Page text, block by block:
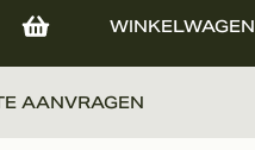
WINKELWAGEN
AANVRAGEN